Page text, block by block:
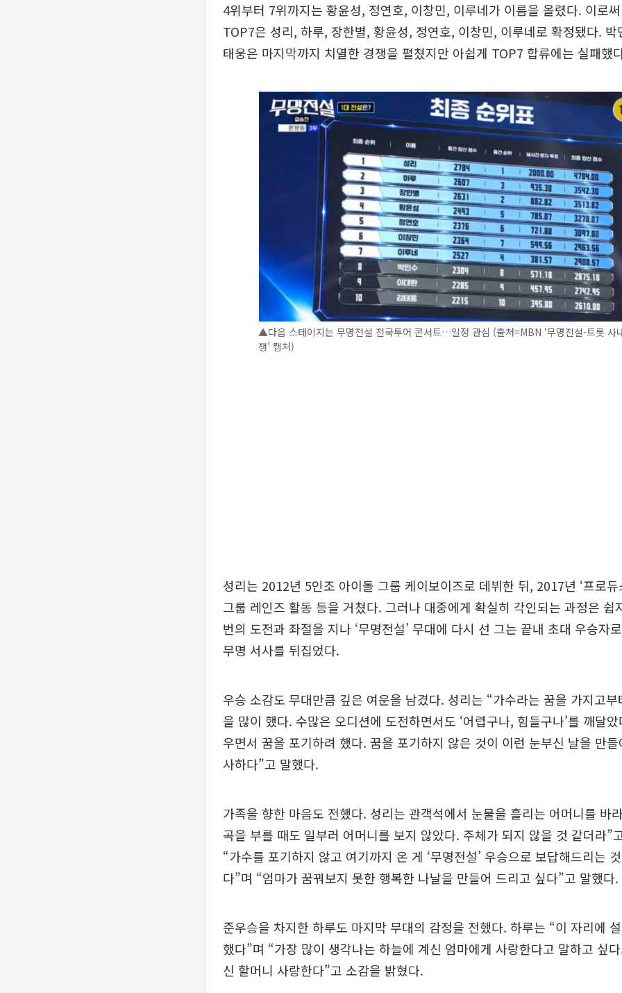
4위부터 7위까지는 황윤성, 정연호, 이창민, 이루네가 이름을 올렸다. 이로써
TOP7은 성리, 하루, 장한별, 황윤성, 정연호, 이창민, 이루네로 확정됐다.
태웅은 마지막까지 치열한 경쟁을 펼쳤지만 아쉽게 TOP7 합류에는 실패했
▲다음 스테이지는 무명전설 전국투어 콘서트…일정 관심 (출처=MBN ‘무명전설-트롯 사
쟁’ 캡처)
성리는 2012년 5인조 아이돌 그룹 케이보이즈로 데뷔한 뒤, 2017년 ‘프로
그룹 레인즈 활동 등을 거쳤다. 그러나 대중에게 확실히 각인되는 과정은 쉽
번의 도전과 좌절을 지나 ‘무명전설’ 무대에 다시 선 그는 끝내 초대 우승자
무명 서사를 뒤집었다.
우승 소감도 무대만큼 깊은 여운을 남겼다. 성리는 “가수라는 꿈을 가지고
을 많이 했다. 수많은 오디션에 도전하면서도 ‘어렵구나, 힘들구나’를 깨달
우면서 꿈을 포기하려 했다. 꿈을 포기하지 않은 것이 이런 눈부신 날을 만
사하다”고 말했다.
가족을 향한 마음도 전했다. 성리는 관객석에서 눈물을 흘리는 어머니를 바
곡을 부를 때도 일부러 어머니를 보지 않았다. 주체가 되지 않을 것 같더라”
“가수를 포기하지 않고 여기까지 온 게 ‘무명전설’ 우승으로 보답해드리는
다”며 “엄마가 꿈꿔보지 못한 행복한 나날을 만들어 드리고 싶다”고 말했다.
준우승을 차지한 하루도 마지막 무대의 감정을 전했다. 하루는 “이 자리에
했다”며 “가장 많이 생각나는 하늘에 계신 엄마에게 사랑한다고 말하고 싶
신 할머니 사랑한다”고 소감을 밝혔다.